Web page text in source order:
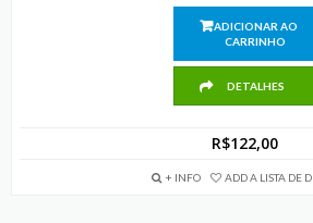
ADICIONAR AO
CARRINHO
DETALHES
R$122,00
+ INFO ADD A LISTA DE